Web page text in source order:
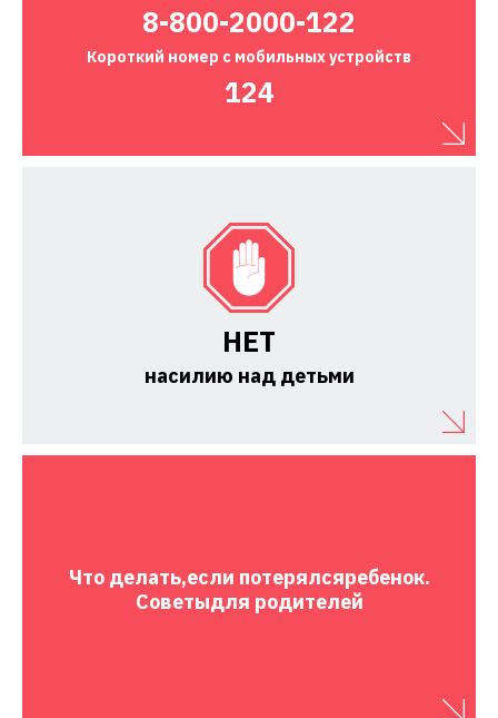
8-800-2000-122
Короткий номер с мобильных устройств
124
НЕТ
насилию над детьми
Что делать,если потерялсяребенок.
Советыдля родителей